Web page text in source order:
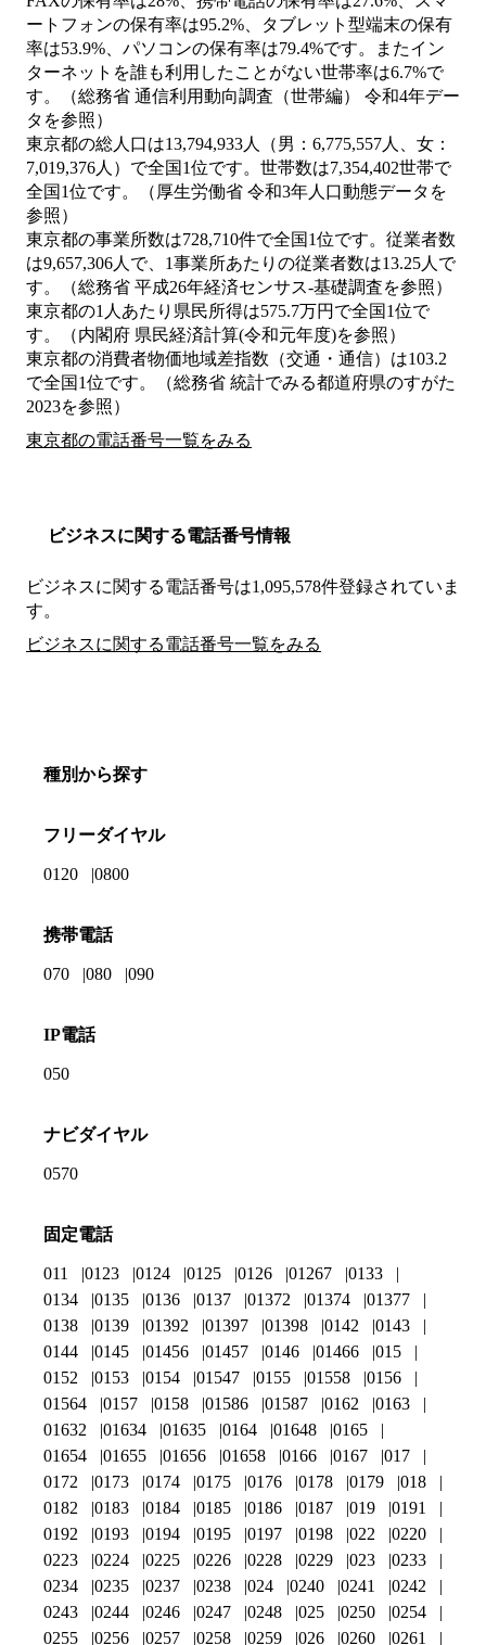
ートフォンの保有率は95.2%、タブレット型端末の保有
率は53.9%、パソコンの保有率は79.4%です。またイン
ターネットを誰も利用したことがない世帯率は6.7%で
す。（総務省 通信利用動向調査（世帯編） 令和4年デー
タを参照）
東京都の総人口は13,794,933人（男：6,775,557人、女：
7,019,376人）で全国1位です。世帯数は7,354,402世帯で
全国1位です。（厚生労働省 令和3年人口動態データを
参照）
東京都の事業所数は728,710件で全国1位です。従業者数
は9,657,306人で、1事業所あたりの従業者数は13.25人で
す。（総務省 平成26年経済センサス‐基礎調査を参照）
東京都の1人あたり県民所得は575.7万円で全国1位で
す。（内閣府 県民経済計算(令和元年度)を参照）
東京都の消費者物価地域差指数（交通・通信）は103.2
で全国1位です。（総務省 統計でみる都道府県のすがた
2023を参照）
東京都の電話番号一覧をみる
ビジネスに関する電話番号情報
ビジネスに関する電話番号は1,095,578件登録されていま
す。
ビジネスに関する電話番号一覧をみる
種別から探す
フリーダイヤル
0120 0800
携帯電話
070 080 090
IP電話
050
ナビダイヤル
0570
固定電話
011 0123 0124 0125 0126 01267
0133
0134
0135 0136 0137 01372 01374
01377
0138
0139 01392 01397 01398 0142
0143
0144
0145 01456 01457 0146 01466
015
0152
0153 0154 01547 0155 01558
0156
01564
0157 0158 01586 01587 0162
0163
01632
01634 01635 0164 01648
0165
01654
01655 01656 01658 0166 0167
017
0172
0173 0174 0175 0176 0178 0179
018
0182
0183 0184 0185 0186 0187 019
0191
0192
0193 0194 0195 0197 0198 022
0220
0223
0224 0225 0226 0228 0229 023
0233
0234
0235 0237 0238 024 0240 0241
0242
0243
0244 0246 0247 0248 025 0250
0254
0255
0256 0257 0258 0259 026 0260 0261